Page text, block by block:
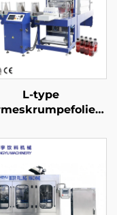
L-type